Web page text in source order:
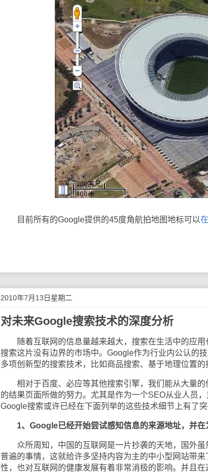
目前所有的Google提供的45度角航拍地图地标可以
2010年7月13日星期二
对未来Google搜索技术的深度分析
随着互联网的信息量越来越大，搜索在生活中的应用
搜索这片没有边界的市场中。Google作为行业内公认的
多项创新型的搜索技术，比如商品搜索、基于地理位置的
相对于百度、必应等其他搜索引擎，我们能从大量的
的结果页面所做的努力。尤其是作为一个SEO从业人员
Google搜索或许已经在下面列举的这些技术细节上有了突
1、Google已经开始尝试感知信息的来源地址，并
众所周知，中国的互联网是一片抄袭的天地，国外虽
普遍的事情，这就给许多坚持内容为主的中小型网站带
性，也对互联网的健康发展有着非常消极的影响。并且